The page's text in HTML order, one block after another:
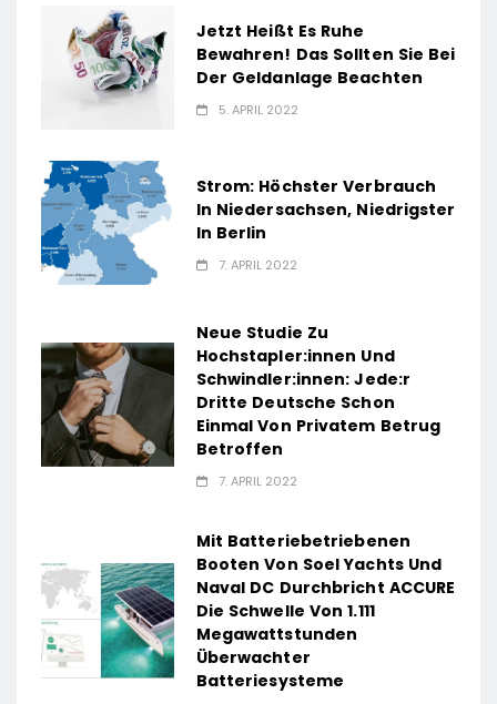
Jetzt Heißt Es Ruhe
Bewahren! Das Sollten Sie Bei
Der Geldanlage Beachten
5. APRIL 2022
Strom: Höchster Verbrauch
In Niedersachsen, Niedrigster
In Berlin
7. APRIL 2022
Neue Studie Zu
Hochstapler:innen Und
Schwindler:innen: Jede:r
Dritte Deutsche Schon
Einmal Von Privatem Betrug
Betroffen
7. APRIL 2022
Mit Batteriebetriebenen
Booten Von Soel Yachts Und
Naval DC Durchbricht ACCURE
Die Schwelle Von 1.111
Megawattstunden
Überwachter
Batteriesysteme